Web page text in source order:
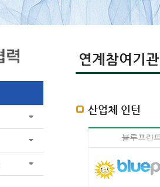
산업체 인턴
연계참여기관